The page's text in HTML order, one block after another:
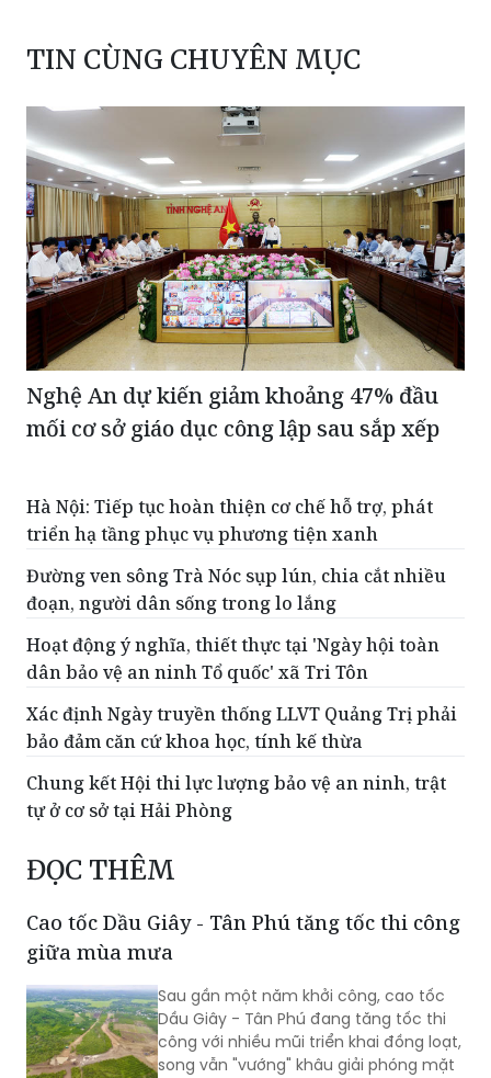
TIN CÙNG CHUYÊN MỤC
Nghệ An dự kiến giảm khoảng 47% đầu
mối cơ sở giáo dục công lập sau sắp xếp
Hà Nội: Tiếp tục hoàn thiện cơ chế hỗ trợ, phát
triển hạ tầng phục vụ phương tiện xanh
Đường ven sông Trà Nóc sụp lún, chia cắt nhiều
đoạn, người dân sống trong lo lắng
Hoạt động ý nghĩa, thiết thực tại 'Ngày hội toàn
dân bảo vệ an ninh Tổ quốc' xã Tri Tôn
Xác định Ngày truyền thống LLVT Quảng Trị phải
bảo đảm căn cứ khoa học, tính kế thừa
Chung kết Hội thi lực lượng bảo vệ an ninh, trật
tự ở cơ sở tại Hải Phòng
ĐỌC THÊM
Cao tốc Dầu Giây - Tân Phú tăng tốc thi công
giữa mùa mưa
Sau gần một năm khởi công, cao tốc
Dầu Giây - Tân Phú đang tăng tốc thi
công với nhiều mũi triển khai đồng loạt,
song vẫn "vướng" khâu giải phóng mặt